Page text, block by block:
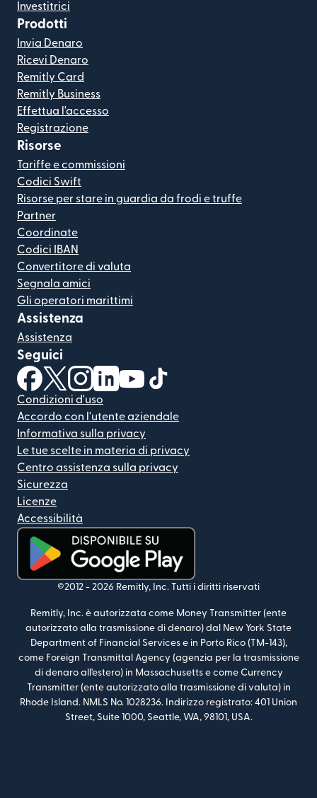
Investitrici
Prodotti
Invia Denaro
Ricevi Denaro
Remitly Card
Remitly Business
Effettua l'accesso
Registrazione
Risorse
Tariffe e commissioni
Codici Swift
Risorse per stare in guardia da frodi e truffe
Partner
Coordinate
Codici IBAN
Convertitore di valuta
Segnala amici
Gli operatori marittimi
Assistenza
Assistenza
Seguici
(si apre in una nuova finestra)
(si apre in una nuova finestra)
(si apre in una nuova finestra)
(si apre in una nuova finestra)
(si apre in una nuova finestra)
Condizioni d'uso
Accordo con l'utente aziendale
Informativa sulla privacy
Le tue scelte in materia di privacy
Centro assistenza sulla privacy
Sicurezza
Licenze
Accessibilità
(si apre in una nuova finestra)
©2012 - 2026 Remitly, Inc. Tutti i diritti riservati
Remitly, Inc. è autorizzata come Money Transmitter (ente
autorizzato alla trasmissione di denaro) dal New York State
Department of Financial Services e in Porto Rico (TM-143),
come Foreign Transmittal Agency (agenzia per la trasmissione
di denaro all'estero) in Massachusetts e come Currency
Transmitter (ente autorizzato alla trasmissione di valuta) in
Rhode Island. NMLS No. 1028236. Indirizzo registrato: 401 Union
Street, Suite 1000, Seattle, WA, 98101, USA.